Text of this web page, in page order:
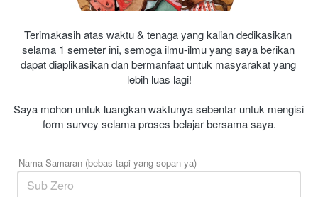
Terimakasih atas waktu & tenaga yang kalian dedikasikan
selama 1 semeter ini, semoga ilmu-ilmu yang saya berikan
dapat diaplikasikan dan bermanfaat untuk masyarakat yang
lebih luas lagi!
Saya mohon untuk luangkan waktunya sebentar untuk mengisi
form survey selama proses belajar bersama saya.
Nama Samaran (bebas tapi yang sopan ya)